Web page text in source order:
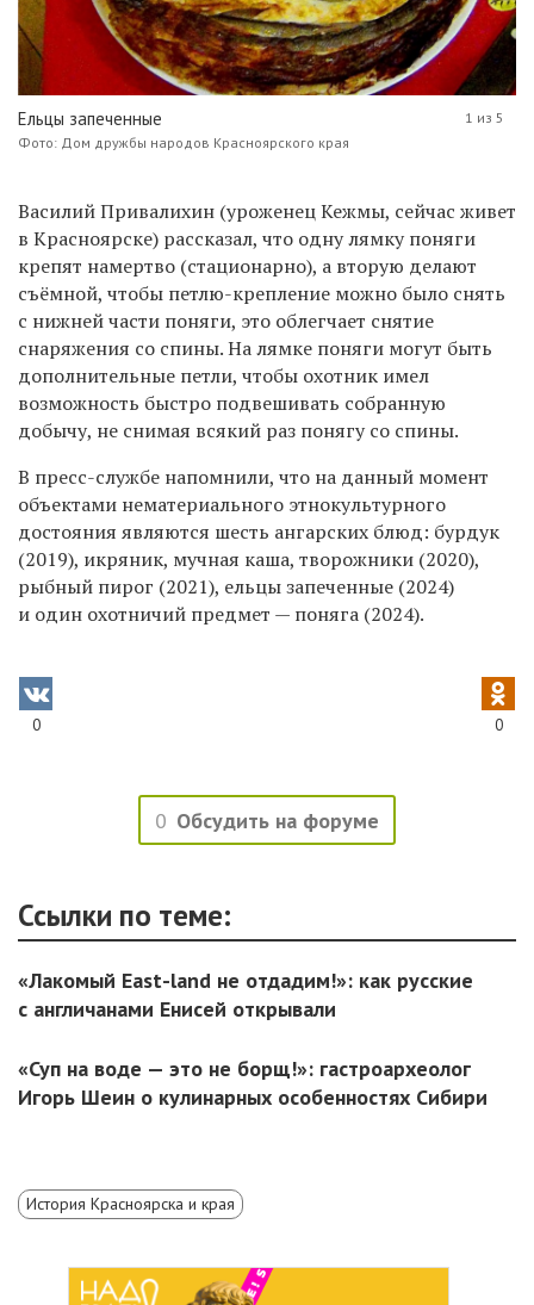
Ельцы запеченные
Фото: Дом дружбы народов Красноярского края
1 из 5
Василий Привалихин (уроженец Кежмы, сейчас живет
в Красноярске) рассказал, что одну лямку поняги
крепят намертво (стационарно), а вторую делают
съёмной, чтобы петлю-крепление можно было снять
с нижней части поняги, это облегчает снятие
снаряжения со спины. На лямке поняги могут быть
дополнительные петли, чтобы охотник имел
возможность быстро подвешивать собранную
добычу, не снимая всякий раз понягу со спины.
В пресс-службе напомнили, что на данный момент
объектами нематериального этнокультурного
достояния являются шесть ангарских блюд: бурдук
(2019), икряник, мучная каша, творожники (2020),
рыбный пирог (2021), ельцы запеченные (2024)
и один охотничий предмет — поняга (2024).
0 0
0 Обсудить на форуме
Ссылки по теме:
«Лакомый East-land не отдадим!»: как русские
с англичанами Енисей открывали
«Суп на воде — это не борщ!»: гастроархеолог
Игорь Шеин о кулинарных особенностях Сибири
История Красноярска и края